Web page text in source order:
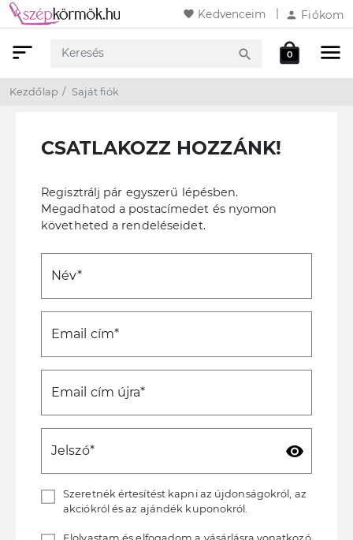
favorite Kedvenceim person Fiókom
menu
sort
Webshop
search
Keresés
local_mall
Kosár
0
Kezdőlap Saját fiók
CSATLAKOZZ HOZZÁNK!
Regisztrálj pár egyszerű lépésben.
Megadhatod a postacímedet és nyomon
követheted a rendeléseidet.
Név*
Email cím*
Email cím újra*
visibility
Jelszó*
Szeretnék értesítést kapni az újdonságokról, az
akciókról és az ajándék kuponokról.